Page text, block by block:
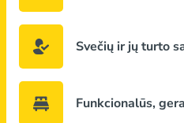
Svečių ir jų turto
Funkcionalūs,